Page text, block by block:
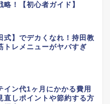
略！【初心者ガイド】
式】でデカくなれ！持田教
トレメニューがヤバすぎ
イン代1ヶ月にかかる費用
直しポイントや節約する方